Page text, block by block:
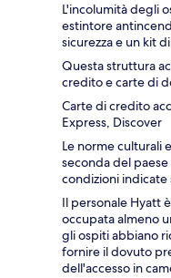
L'incolumità degli
estintore
sicurezza e un kit
Questa struttura
credito e carte di
Carte di credito
Express, Discover
Le norme culturali
seconda del
condizioni
Il personale Hyatt
occupata almeno
gli ospiti abbiano
fornire il dovuto
dell'accesso in